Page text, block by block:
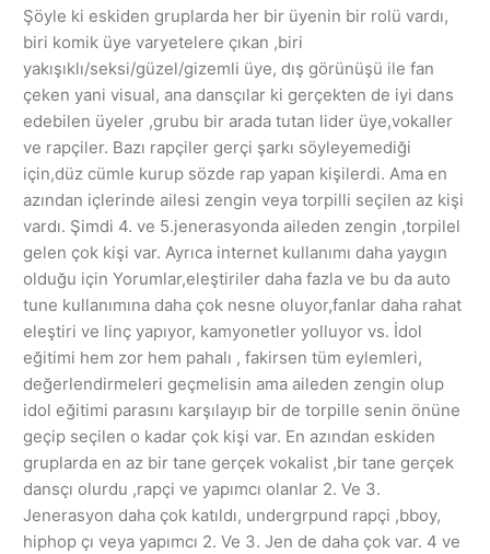
Şöyle ki eskiden gruplarda her bir üyenin bir rolü vardı,
biri komik üye varyetelere çıkan ,biri
yakışıklı/seksi/güzel/gizemli üye, dış görünüşü ile fan
çeken yani visual, ana dansçılar ki gerçekten de iyi dans
edebilen üyeler ,grubu bir arada tutan lider üye,vokaller
ve rapçiler. Bazı rapçiler gerçi şarkı söyleyemediği
için,düz cümle kurup sözde rap yapan kişilerdi. Ama en
azından içlerinde ailesi zengin veya torpilli seçilen az kişi
vardı. Şimdi 4. ve 5.jenerasyonda aileden zengin ,torpilel
gelen çok kişi var. Ayrıca internet kullanımı daha yaygın
olduğu için Yorumlar,eleştiriler daha fazla ve bu da auto
tune kullanımına daha çok nesne oluyor,fanlar daha rahat
eleştiri ve linç yapıyor, kamyonetler yolluyor vs. İdol
eğitimi hem zor hem pahalı , fakirsen tüm eylemleri,
değerlendirmeleri geçmelisin ama aileden zengin olup
idol eğitimi parasını karşılayıp bir de torpille senin önüne
geçip seçilen o kadar çok kişi var. En azından eskiden
gruplarda en az bir tane gerçek vokalist ,bir tane gerçek
dansçı olurdu ,rapçi ve yapımcı olanlar 2. Ve 3.
Jenerasyon daha çok katıldı, undergrpund rapçi ,bboy,
hiphop çı veya yapımcı 2. Ve 3. Jen de daha çok var. 4 ve